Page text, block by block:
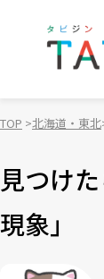
TOP 北海道・東北
見つけ
現象」